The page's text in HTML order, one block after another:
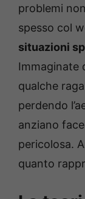
problemi
spesso col
situazioni
Immaginate
qualche
perdendo
anziano
pericolosa.
quanto